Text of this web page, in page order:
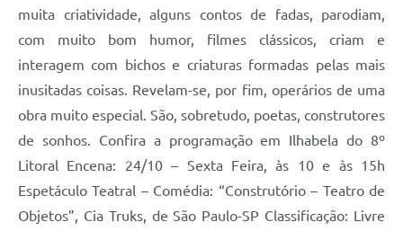
muita criatividade, alguns contos de fadas, parodiam,
com muito bom humor, filmes clássicos, criam e
interagem com bichos e criaturas formadas pelas mais
inusitadas coisas. Revelam-se, por fim, operários de uma
obra muito especial. São, sobretudo, poetas, construtores
de sonhos. Confira a programação em Ilhabela do 8º
Litoral Encena: 24/10 – Sexta Feira, às 10 e às 15h
Espetáculo Teatral – Comédia: “Construtório – Teatro de
Objetos”, Cia Truks, de São Paulo-SP Classificação: Livre